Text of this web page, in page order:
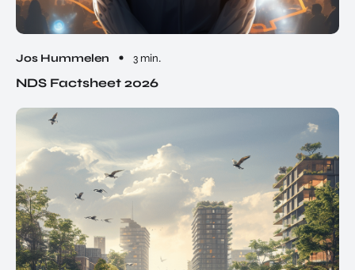
Jos Hummelen 3 min.
NDS Factsheet 2026